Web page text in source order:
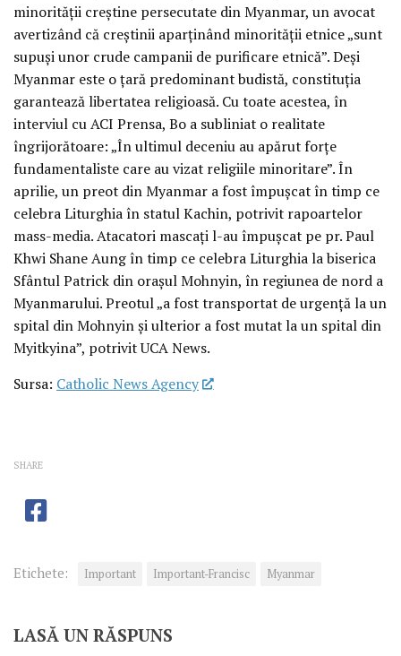
minorității creștine persecutate din Myanmar, un avocat
avertizând că creștinii aparținând minorității etnice „sunt
supuși unor crude campanii de purificare etnică”. Deși
Myanmar este o țară predominant budistă, constituția
garantează libertatea religioasă. Cu toate acestea, în
interviul cu ACI Prensa, Bo a subliniat o realitate
îngrijorătoare: „În ultimul deceniu au apărut forțe
fundamentaliste care au vizat religiile minoritare”. În
aprilie, un preot din Myanmar a fost împușcat în timp ce
celebra Liturghia în statul Kachin, potrivit rapoartelor
mass-media. Atacatori mascați l-au împușcat pe pr. Paul
Khwi Shane Aung în timp ce celebra Liturghia la biserica
Sfântul Patrick din orașul Mohnyin, în regiunea de nord a
Myanmarului. Preotul „a fost transportat de urgență la un
spital din Mohnyin și ulterior a fost mutat la un spital din
Myitkyina”, potrivit UCA News.
Sursa: Catholic News Agency
SHARE
Etichete: Important Important-Francisc Myanmar
LASĂ UN RĂSPUNS